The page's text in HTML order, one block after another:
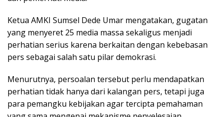
Ketua AMKI Sumsel Dede Umar mengatakan, gugatan
yang menyeret 25 media massa sekaligus menjadi
perhatian serius karena berkaitan dengan kebebasan
pers sebagai salah satu pilar demokrasi.
Menurutnya, persoalan tersebut perlu mendapatkan
perhatian tidak hanya dari kalangan pers, tetapi juga
para pemangku kebijakan agar tercipta pemahaman